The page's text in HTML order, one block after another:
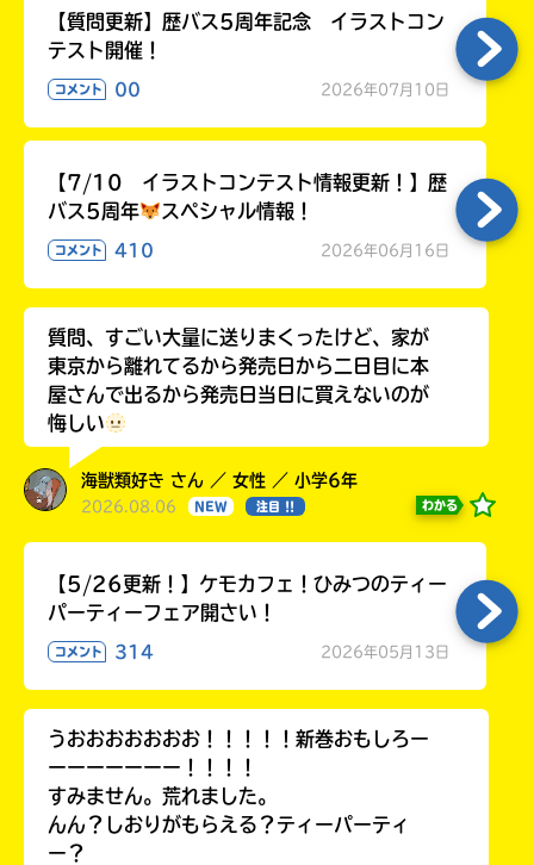
【質問更新】歴バス5周年記念 イラストコン
テスト開催！
コメント 00 2026年07月10日
【7/10 イラストコンテスト情報更新！】歴
バス5周年
スペシャル情報！
コメント 410 2026年06月16日
質問、すごい大量に送りまくったけど、家が
東京から離れてるから発売日から二日目に本
屋さんで出るから発売日当日に買えないのが
悔しい
海獣類好き さん ／ 女性 ／ 小学6年
2026.08.06 NEW 注目 !! わかる
【5/26更新！】ケモカフェ！ひみつのティー
パーティーフェア開さい！
コメント 314 2026年05月13日
うおおおおおおお！！！！！新巻おもしろー
ーーーーーーー！！！！
すみません。荒れました。
んん？しおりがもらえる？ティーパーティ
ー？